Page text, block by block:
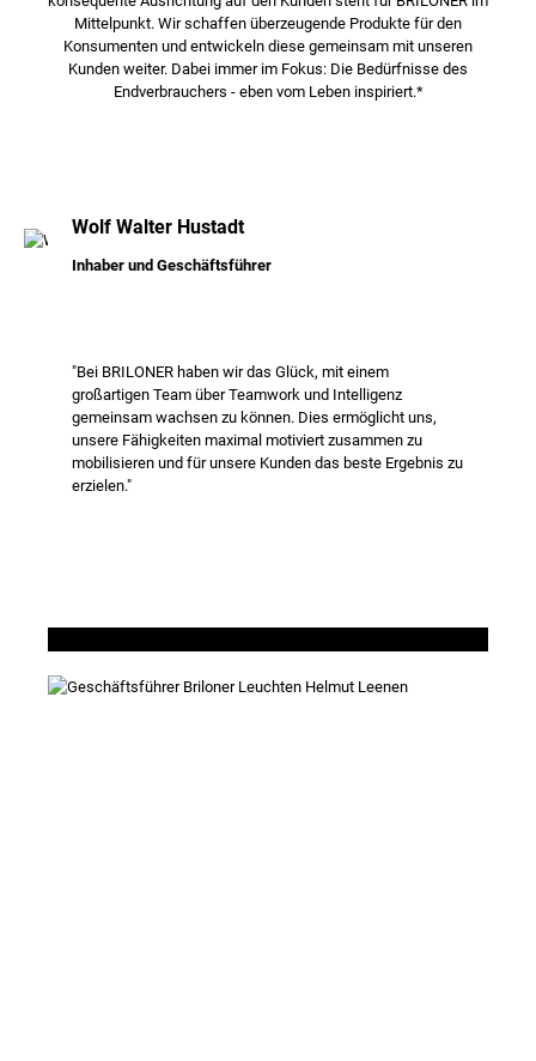
Mittelpunkt. Wir schaffen überzeugende Produkte für den
Konsumenten und entwickeln diese gemeinsam mit unseren
Kunden weiter. Dabei immer im Fokus: Die Bedürfnisse des
Endverbrauchers -eben vom Leben inspiriert.*
Wolf Walter Hustadt
Inhaber und Geschäftsführer
"Bei BRILONER haben wir das Glück, mit einem
großartigen Team über Teamwork und Intelligenz
gemeinsam wachsen zu können. Dies ermöglicht uns,
unsere Fähigkeiten maximal motiviert zusammen zu
mobilisieren und für unsere Kunden das beste Ergebnis zu
erzielen."